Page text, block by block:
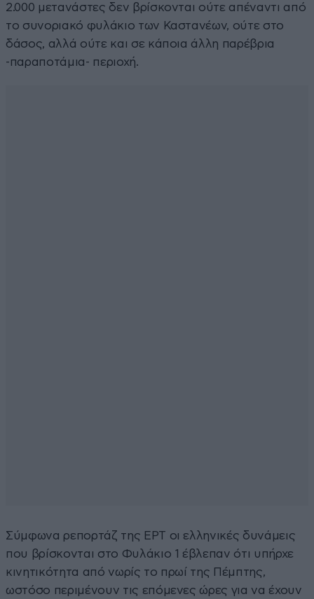
2.000 μετανάστες δεν βρίσκονται ούτε απέναντι από
το συνοριακό φυλάκιο των Καστανέων, ούτε στο
δάσος, αλλά ούτε και σε κάποια άλλη παρέβρια
-παραποτάμια- περιοχή.
Σύμφωνα ρεπορτάζ της ΕΡΤ οι ελληνικές δυνάμεις
που βρίσκονται στο Φυλάκιο 1 έβλεπαν ότι υπήρχε
κινητικότητα από νωρίς το πρωί της Πέμπτης,
ωστόσο περιμένουν τις επόμενες ώρες για να έχουν